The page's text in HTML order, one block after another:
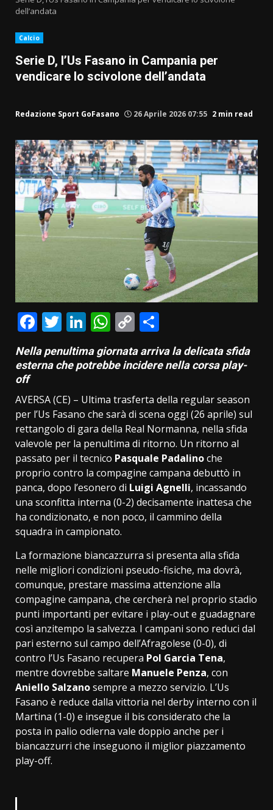
dell’andata
Calcio
Serie D, l’Us Fasano in Campania per
vendicare lo scivolone dell’andata
Redazione Sport GoFasano 26 Aprile 2026 07:55 2 min read
Facebook
Twitter
LinkedIn
WhatsApp
Copy
Link
Nella penultima giornata arriva la delicata sfida
esterna che potrebbe incidere nella corsa play-
off
AVERSA (CE) – Ultima trasferta della regular season
per l’Us Fasano che sarà di scena oggi (26 aprile) sul
rettangolo di gara della Real Normanna, nella sfida
valevole per la penultima di ritorno. Un ritorno al
passato per il tecnico Pasquale Padalinoche
proprio contro la compagine campana debuttò in
panca, dopo l’esonero di Luigi Agnelli, incassando
una sconfitta interna (0-2) decisamente inattesa che
ha condizionato, e non poco, il cammino della
squadra in campionato.
La formazione biancazzurra si presenta alla sfida
nelle migliori condizioni pseudo-fisiche, ma dovrà,
comunque, prestare massima attenzione alla
compagine campana, che cercherà nel proprio stadio
punti importanti per evitare i play-out e guadagnare
così anzitempo la salvezza. I campani sono reduci dal
pari esterno sul campo dell’Afragolese (0-0), di
contro l’Us Fasano recupera Pol Garcia Tena,
mentre dovrebbe saltare Manuele Penza, con
Aniello Salzanosempre a mezzo servizio. L’Us
Fasano è reduce dalla vittoria nel derby interno con il
Martina (1-0) e insegue il bis considerato che la
posta in palio odierna vale doppio anche per i
biancazzurri che inseguono il miglior piazzamento
play-off.